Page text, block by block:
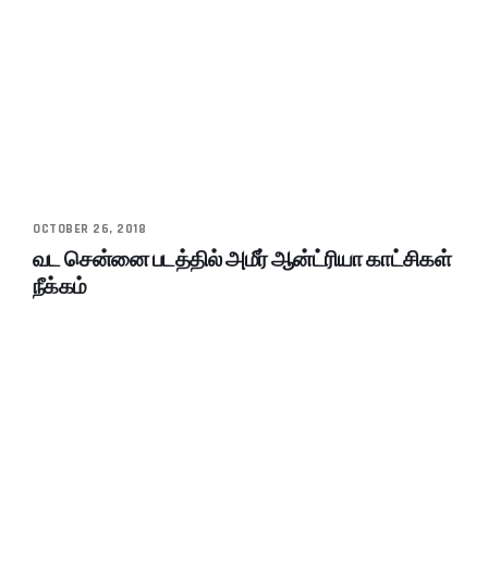
OCTOBER 26, 2018
வட சென்னை படத்தில் அமீர் ஆன்ட்ரியா காட்சிகள்
நீக்கம்